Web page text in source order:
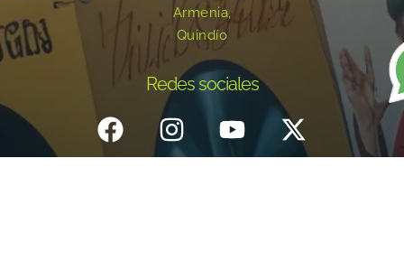
Armenia,
Quindío
Redes sociales